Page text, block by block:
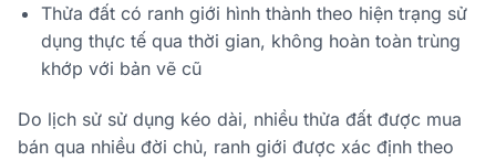
Thửa đất có ranh giới hình thành theo hiện trạng sử
dụng thực tế qua thời gian, không hoàn toàn trùng
khớp với bản vẽ cũ
Do lịch sử sử dụng kéo dài, nhiều thửa đất được mua
bán qua nhiều đời chủ, ranh giới được xác định theo